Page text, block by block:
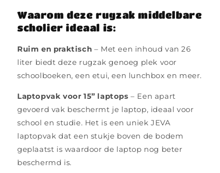
Waarom deze rugzak middelbare
scholier ideaal is:
Ruim en praktisch – Met een inhoud van 26
liter biedt deze rugzak genoeg plek voor
schoolboeken, een etui, een lunchbox en meer.
Laptopvak voor 15” laptops – Een apart
gevoerd vak beschermt je laptop, ideaal voor
school en studie. Het is een uniek JEVA
laptopvak dat een stukje boven de bodem
geplaatst is waardoor de laptop nog beter
beschermd is.